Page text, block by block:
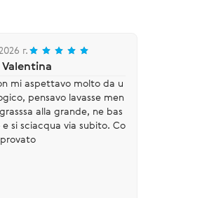
г.
mi aspettavo molto da u
pensavo lavasse men
alla grande, ne bas
si sciacqua via subito. Co